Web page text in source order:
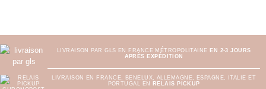
LIVRAISON PAR GLS EN FRANCE MÉTROPOLITAINE EN 2-3 JOURS
APRÈS EXPÉDITION
LIVRAISON EN FRANCE, BENELUX, ALLEMAGNE, ESPAGNE, ITALIE ET
PORTUGAL EN
RELAIS PICKUP